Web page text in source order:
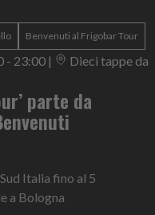
Benvenuti al Frigobar Tour
- 23:00 |
Dieci tappe da
parte da
Italia fino al 5
a Bologna